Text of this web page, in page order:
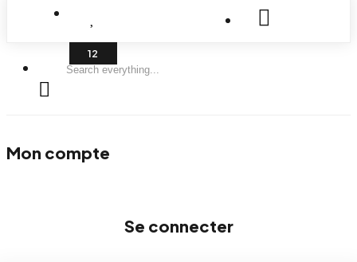
Search
Mon compte
Se connecter